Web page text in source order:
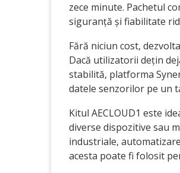
zece minute. Pachetul
siguranță și fiabilitate
Fără niciun cost,
Dacă utilizatorii dețin
stabilită, platforma
datele senzorilor pe un
Kitul AECLOUD1 este
diverse dispozitive sau
industriale,
acesta poate fi folosit